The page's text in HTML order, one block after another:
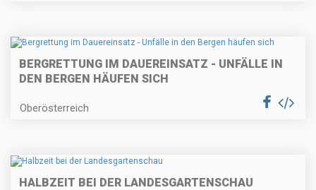
BERGRETTUNG IM DAUEREINSATZ - UNFÄLLE IN
DEN BERGEN HÄUFEN SICH
Oberösterreich
HALBZEIT BEI DER LANDESGARTENSCHAU